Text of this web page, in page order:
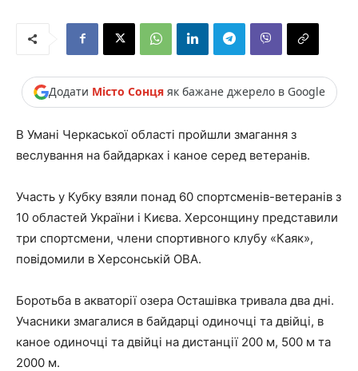
Додати Місто Сонцяяк бажане джерело в Google
В Умані Черкаської області пройшли змагання з
веслування на байдарках і каное серед ветеранів.
Участь у Кубку взяли понад 60 спортсменів-ветеранів з
10 областей України і Києва. Херсонщину представили
три спортсмени, члени спортивного клубу «Каяк»,
повідомили в Херсонській ОВА.
Боротьба в акваторії озера Осташівка тривала два дні.
Учасники змагалися в байдарці одиночці та двійці, в
каное одиночці та двійці на дистанції 200 м, 500 м та
2000 м.